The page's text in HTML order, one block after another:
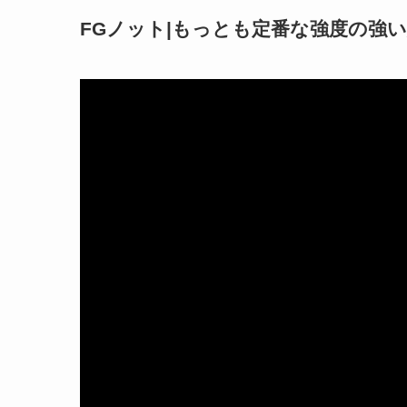
FGノット|もっとも定番な強度の強